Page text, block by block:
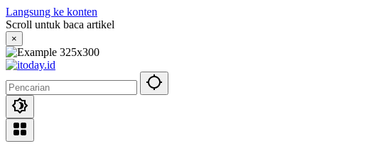
Langsung ke konten
Scroll untuk baca artikel
×